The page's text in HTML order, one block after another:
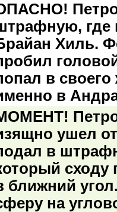
где
Хиль.
в
в
ушел
в
сходу
ближний
на